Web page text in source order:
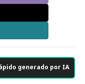
generado por IA